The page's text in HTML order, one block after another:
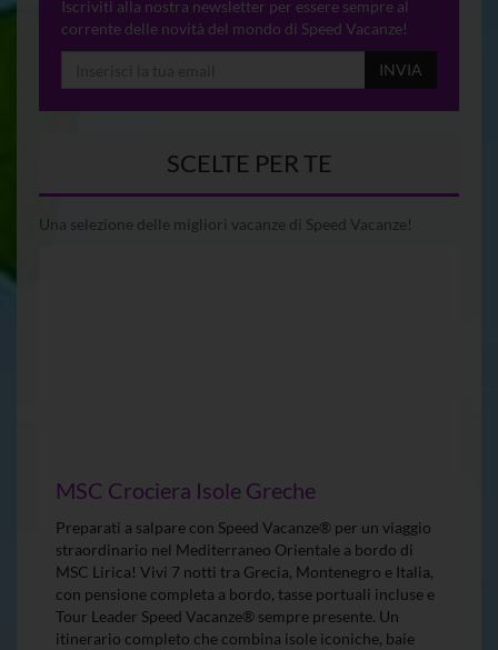
Iscriviti alla nostra newsletter per essere sempre al
corrente delle novità del mondo di Speed Vacanze!
INVIA
SCELTE PER TE
Una selezione delle migliori vacanze di Speed Vacanze!
MSC Crociera Isole Greche
Preparati a salpare con Speed Vacanze® per un viaggio
straordinario nel Mediterraneo Orientale a bordo di
MSC Lirica! Vivi 7 notti tra Grecia, Montenegro e Italia,
con pensione completa a bordo, tasse portuali incluse e
Tour Leader Speed Vacanze® sempre presente. Un
itinerario completo che combina isole iconiche, baie